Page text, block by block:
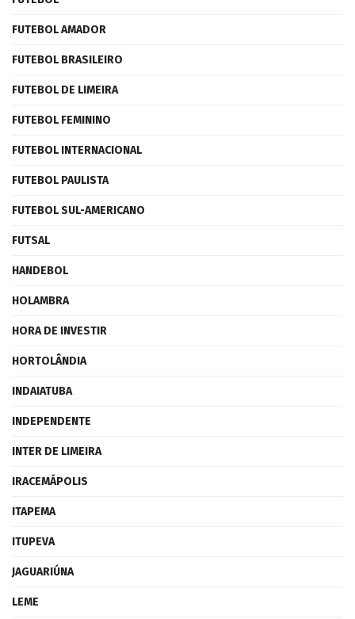
FUTEBOL AMADOR
FUTEBOL BRASILEIRO
FUTEBOL DE LIMEIRA
FUTEBOL FEMININO
FUTEBOL INTERNACIONAL
FUTEBOL PAULISTA
FUTEBOL SUL-AMERICANO
FUTSAL
HANDEBOL
HOLAMBRA
HORA DE INVESTIR
HORTOLÂNDIA
INDAIATUBA
INDEPENDENTE
INTER DE LIMEIRA
IRACEMÁPOLIS
ITAPEMA
ITUPEVA
JAGUARIÚNA
LEME